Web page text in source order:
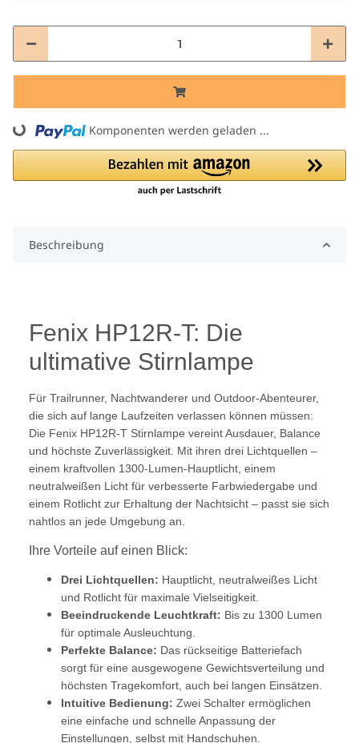
Komponenten werden geladen ...
Beschreibung
Fenix HP12R-T: Die
ultimative Stirnlampe
Für Trailrunner, Nachtwanderer und Outdoor-Abenteurer,
die sich auf lange Laufzeiten verlassen können müssen:
Die Fenix HP12R-T Stirnlampe vereint Ausdauer, Balance
und höchste Zuverlässigkeit. Mit ihren drei Lichtquellen –
einem kraftvollen 1300-Lumen-Hauptlicht, einem
neutralweißen Licht für verbesserte Farbwiedergabe und
einem Rotlicht zur Erhaltung der Nachtsicht – passt sie sich
nahtlos an jede Umgebung an.
Ihre Vorteile auf einen Blick:
Drei Lichtquellen: Hauptlicht, neutralweißes Licht
und Rotlicht für maximale Vielseitigkeit.
Beeindruckende Leuchtkraft: Bis zu 1300 Lumen
für optimale Ausleuchtung.
Perfekte Balance: Das rückseitige Batteriefach
sorgt für eine ausgewogene Gewichtsverteilung und
höchsten Tragekomfort, auch bei langen Einsätzen.
Intuitive Bedienung: Zwei Schalter ermöglichen
eine einfache und schnelle Anpassung der
Einstellungen, selbst mit Handschuhen.